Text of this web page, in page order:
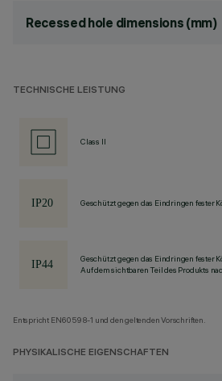
Recessed hole dimensions (mm)
TECHNISCHE LEISTUNG
Class II
Geschützt gegen das Eindringen fester
Geschützt gegen das Eindringen fester
Auf dem sichtbaren Teil des Produkts
Entspricht EN60598-1 und den geltenden Vorschriften.
PHYSIKALISCHE EIGENSCHAFTEN